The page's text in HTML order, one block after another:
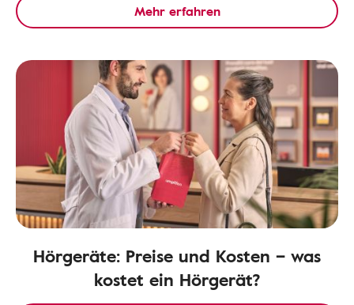
Mehr erfahren
Hörgeräte: Preise und Kosten – was
kostet ein Hörgerät?